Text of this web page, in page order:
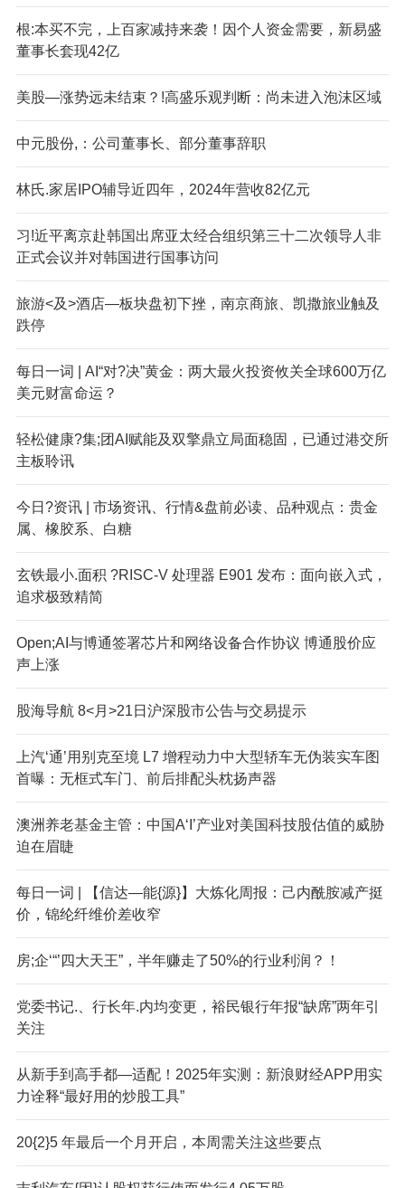
根:本买不完，上百家减持来袭！因个人资金需要，新易盛
董事长套现42亿
美股—涨势远未结束？!高盛乐观判断：尚未进入泡沫区域
中元股份,：公司董事长、部分董事辞职
林氏.家居IPO辅导近四年，2024年营收82亿元
习!近平离京赴韩国出席亚太经合组织第三十二次领导人非
正式会议并对韩国进行国事访问
旅游<及>酒店—板块盘初下挫，南京商旅、凯撒旅业触及
跌停
每日一词 | AI“对?决”黄金：两大最火投资攸关全球600万亿
美元财富命运？
轻松健康?集;团AI赋能及双擎鼎立局面稳固，已通过港交所
主板聆讯
今日?资讯 | 市场资讯、行情&盘前必读、品种观点：贵金
属、橡胶系、白糖
玄铁最小.面积 ?RISC-V 处理器 E901 发布：面向嵌入式，
追求极致精简
Open;AI与博通签署芯片和网络设备合作协议 博通股价应
声上涨
股海导航 8<月>21日沪深股市公告与交易提示
上汽‘通’用别克至境 L7 增程动力中大型轿车无伪装实车图
首曝：无框式车门、前后排配头枕扬声器
澳洲养老基金主管：中国A‘I’产业对美国科技股估值的威胁
迫在眉睫
每日一词 | 【信达—能{源}】大炼化周报：己内酰胺减产挺
价，锦纶纤维价差收窄
房;企‘“’四大天王”，半年赚走了50%的行业利润？！
党委书记.、行长年.内均变更，裕民银行年报“缺席”两年引
关注
从新手到高手都—适配！2025年实测：新浪财经APP用实
力诠释“最好用的炒股工具”
20{2}5 年最后一个月开启，本周需关注这些要点